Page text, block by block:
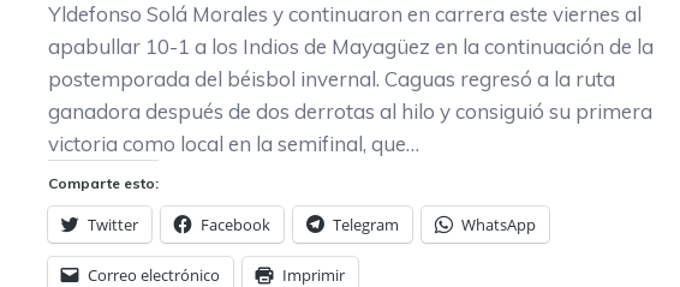
Yldefonso Solá Morales y continuaron en carrera este viernes al
apabullar 10-1 a los Indios de Mayagüez en la continuación de la
postemporada del béisbol invernal. Caguas regresó a la ruta
ganadora después de dos derrotas al hilo y consiguió su primera
victoria como local en la semifinal, que…
Comparte esto:
Twitter Facebook Telegram WhatsApp
Correo electrónico Imprimir